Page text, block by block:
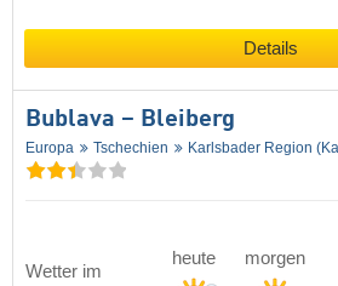
Details
Bublava – Bleiberg
Europa Tschechien Karlsbader Region
Wetter im
heute morgen